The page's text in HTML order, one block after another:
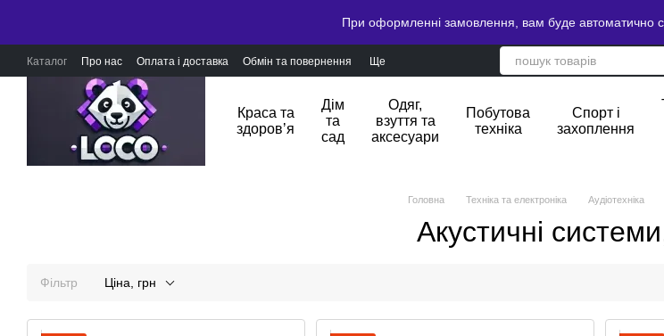
При оформленні замовлення, вам буде автоматично
Каталог Про нас Оплата і доставка Обмін та повернення Ще
Краса та
здоровʼя
Дім
та
сад
Одяг,
взуття та
аксесуари
Побутова
техніка
Спорт і
захоплення
Головна Техніка та електроніка Аудіотехніка
Акустичні
Фільтр Ціна, грн